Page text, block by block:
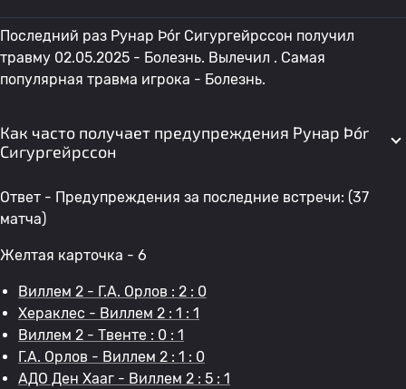
Последний раз Рунар Þór Сигургейрссон получил
травму 02.05.2025 - Болезнь. Вылечил . Самая
популярная травма игрока - Болезнь.
Как часто получает предупреждения Рунар Þór
Сигургейрссон
Ответ - Предупреждения за последние встречи: (37
матча)
Желтая карточка - 6
Виллем 2 - Г.А. Орлов : 2 : 0
Хераклес - Виллем 2 : 1 : 1
Виллем 2 - Твенте : 0 : 1
Г.А. Орлов - Виллем 2 : 1 : 0
АДО Ден Хааг - Виллем 2 : 5 : 1